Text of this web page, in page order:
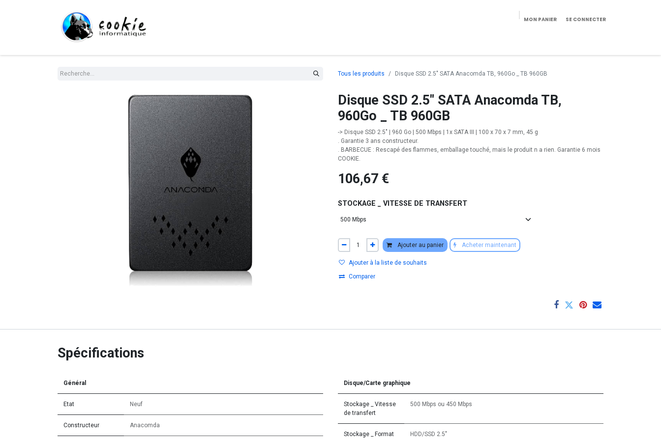
MON PANIER SE CONNECTER
Tous les produits Disque SSD 2.5" SATA Anacomda TB, 960Go _ TB 960GB
Disque SSD 2.5" SATA Anacomda TB,
960Go _ TB 960GB
-> Disque SSD 2.5" | 960 Go | 500 Mbps | 1x SATA III | 100 x 70 x 7 mm, 45 g
. Garantie 3 ans constructeur.
. BARBECUE : Rescapé des flammes, emballage touché, mais le produit n a rien. Garantie 6 mois
COOKIE.
106,67 €
STOCKAGE _ VITESSE DE TRANSFERT
Ajouter au panier Acheter maintenant
Ajouter à la liste de souhaits
Comparer
Spécifications
Général
Etat Neuf
Constructeur Anacomda
Disque/Carte graphique
Stockage _ Vitesse
de transfert
500 Mbps ou 450 Mbps
Stockage _ Format HDD/SSD 2.5"